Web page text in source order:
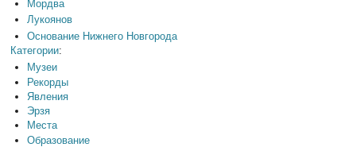
Мордва
Лукоянов
Основание Нижнего Новгорода
Категории:
Музеи
Рекорды
Явления
Эрзя
Места
Образование